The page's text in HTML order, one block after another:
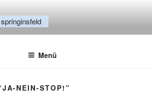
SPRINGINSFELD
Prävention
Menü
NEIN-STOP!”